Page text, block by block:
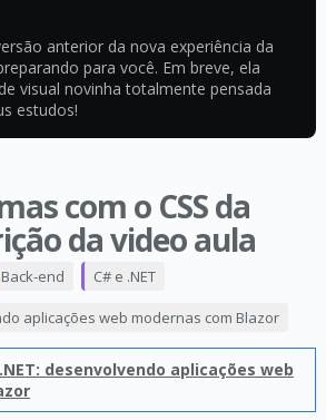
anterior da nova experiência da
para você. Em breve, ela
visual novinha totalmente pensada
estudos!
com o CSS da
da video aula
Back-end C# e .NET
aplicações web modernas com Blazor
.NET: desenvolvendo aplicações web